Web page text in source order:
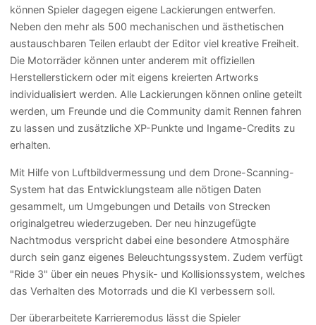
können Spieler dagegen eigene Lackierungen entwerfen.
Neben den mehr als 500 mechanischen und ästhetischen
austauschbaren Teilen erlaubt der Editor viel kreative Freiheit.
Die Motorräder können unter anderem mit offiziellen
Herstellerstickern oder mit eigens kreierten Artworks
individualisiert werden. Alle Lackierungen können online geteilt
werden, um Freunde und die Community damit Rennen fahren
zu lassen und zusätzliche XP-Punkte und Ingame-Credits zu
erhalten.
Mit Hilfe von Luftbildvermessung und dem Drone-Scanning-
System hat das Entwicklungsteam alle nötigen Daten
gesammelt, um Umgebungen und Details von Strecken
originalgetreu wiederzugeben. Der neu hinzugefügte
Nachtmodus verspricht dabei eine besondere Atmosphäre
durch sein ganz eigenes Beleuchtungssystem. Zudem verfügt
"Ride 3" über ein neues Physik- und Kollisionssystem, welches
das Verhalten des Motorrads und die KI verbessern soll.
Der überarbeitete Karrieremodus lässt die Spieler